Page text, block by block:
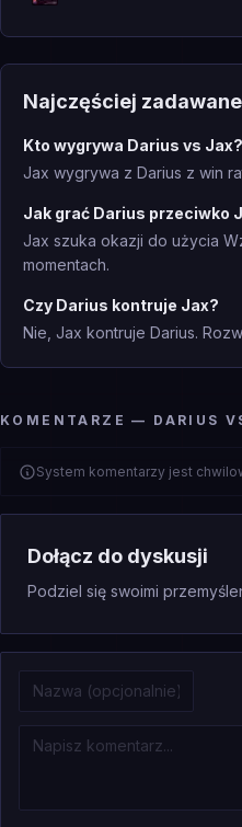
Najczęściej
Kto wygrywa Darius vs Jax?
Jax wygrywa z Darius z win
Jak grać Darius przeciwko
Jax szuka okazji do użycia
momentach.
Czy Darius kontruje Jax?
Nie, Jax kontruje Darius.
KOMENTARZE — DARIUS
System komentarzy jest
Dołącz do dyskusji
Podziel się swoimi